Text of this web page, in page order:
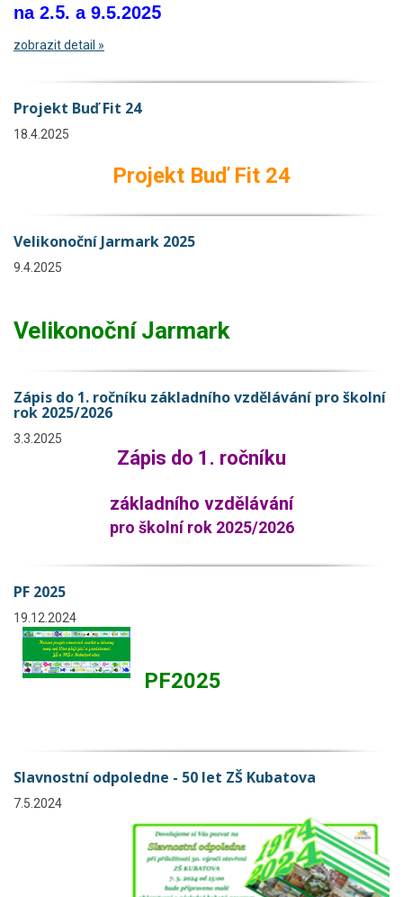
na 2.5. a 9.5.2025
zobrazit detail »
Projekt Buď Fit 24
18.4.2025
Projekt Buď Fit 24
Velikonoční Jarmark 2025
9.4.2025
Velikonoční Jarmark
Zápis do 1. ročníku základního vzdělávání pro školní
rok 2025/2026
3.3.2025
Zápis do 1. ročníku
základního vzdělávání
pro školní rok 2025/2026
PF 2025
19.12.2024
PF2025
Slavnostní odpoledne - 50 let ZŠ Kubatova
7.5.2024